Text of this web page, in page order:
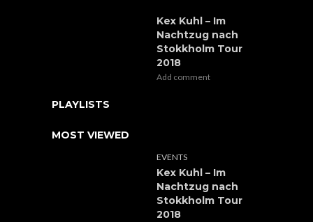
Kex Kuhl – Im
Nachtzug nach
Stokkholm Tour
2018
Add comment
PLAYLISTS
MOST VIEWED
EVENTS
Kex Kuhl – Im
Nachtzug nach
Stokkholm Tour
2018